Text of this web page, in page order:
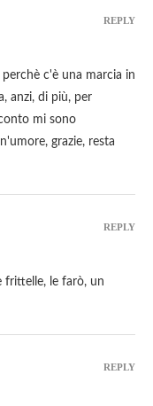
c'è una marcia in
anzi, di più, per
mi sono
grazie, resta
REPLY
frittelle, le farò, un
REPLY
REPLY